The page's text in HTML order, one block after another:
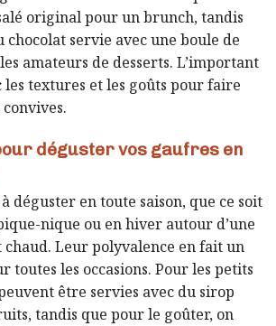
original pour un brunch, tandis
chocolat servie avec une boule de
amateurs de desserts. L’important
les textures et les goûts pour faire
déguster vos gaufres en
déguster en toute saison, que ce soit
nique ou en hiver autour d’une
chaud. Leur polyvalence en fait un
toutes les occasions. Pour les petits
être servies avec du sirop
tandis que pour le goûter, on